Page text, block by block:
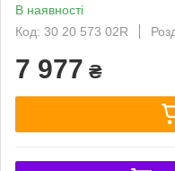
В наявності
Код: 30 20 573 02R
7 977 ₴